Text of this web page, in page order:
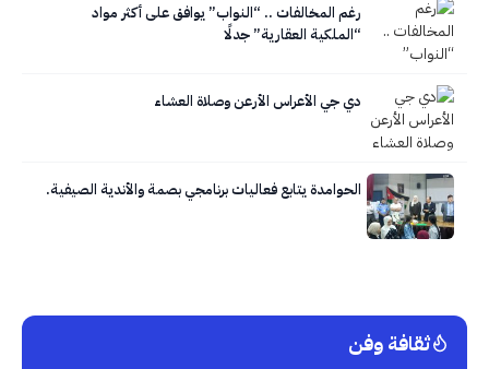
رغم المخالفات .. “النواب” يوافق على أكثر مواد
“الملكية العقارية” جدلًا
دي جي الأعراس الأرعن وصلاة العشاء
الحوامدة يتابع فعاليات برنامجي بصمة والأندية الصيفية.
ثقافة وفن